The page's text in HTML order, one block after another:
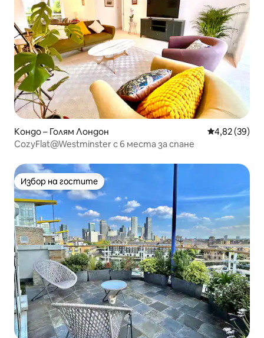
Кондо – Голям Лондон Средна
4,82 (39)
CozyFlat@Westminster с 6 места за спане
Избор на гостите
Избор на гостите